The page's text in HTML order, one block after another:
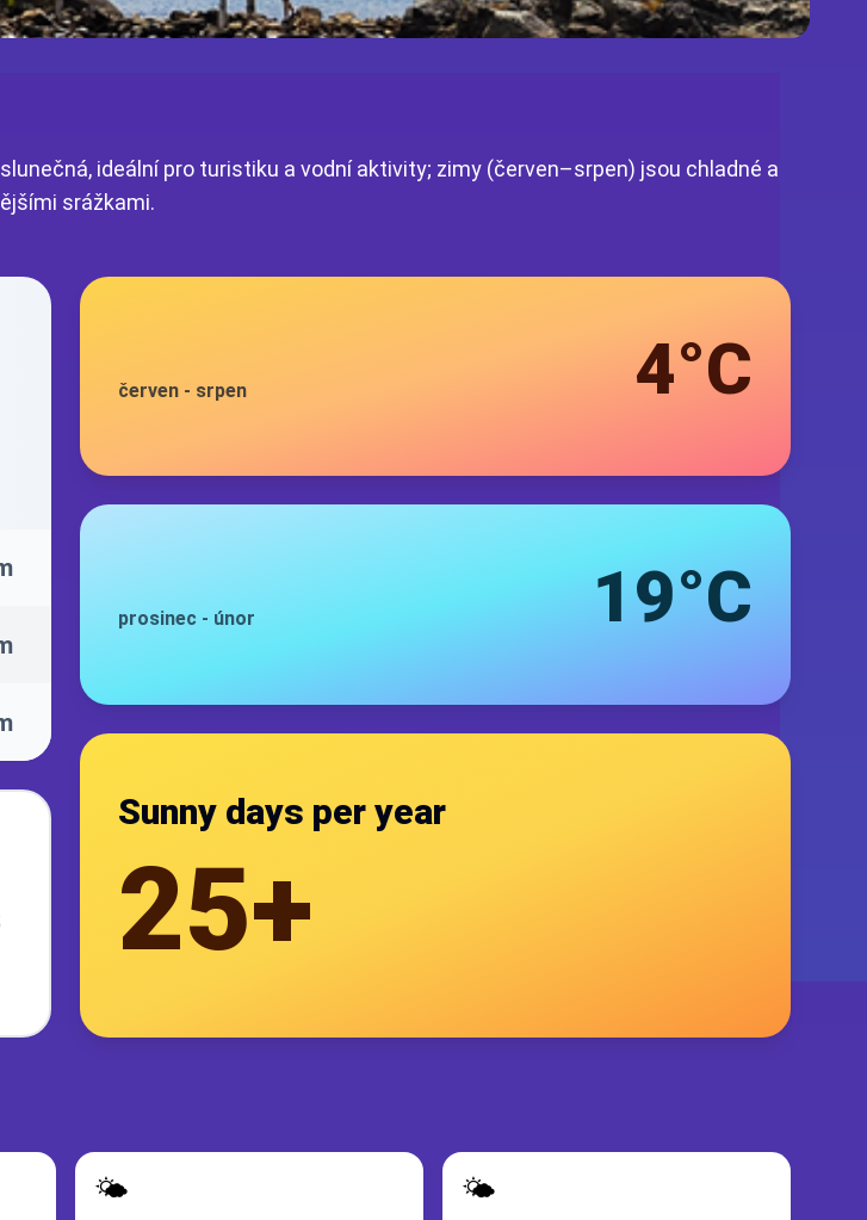
ideální pro turistiku a vodní aktivity; zimy (červen–srpen) jsou chladné a
srážkami.
červen - srpen 4°C
prosinec - únor 19°C
Sunny days per year
25+
🌤️ 🌤️